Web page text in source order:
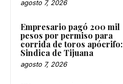
agosto 7, 2026
Empresario pagó 200 mil
pesos por permiso para
corrida de toros apócrifo:
Sindica de Tijuana
agosto 7, 2026